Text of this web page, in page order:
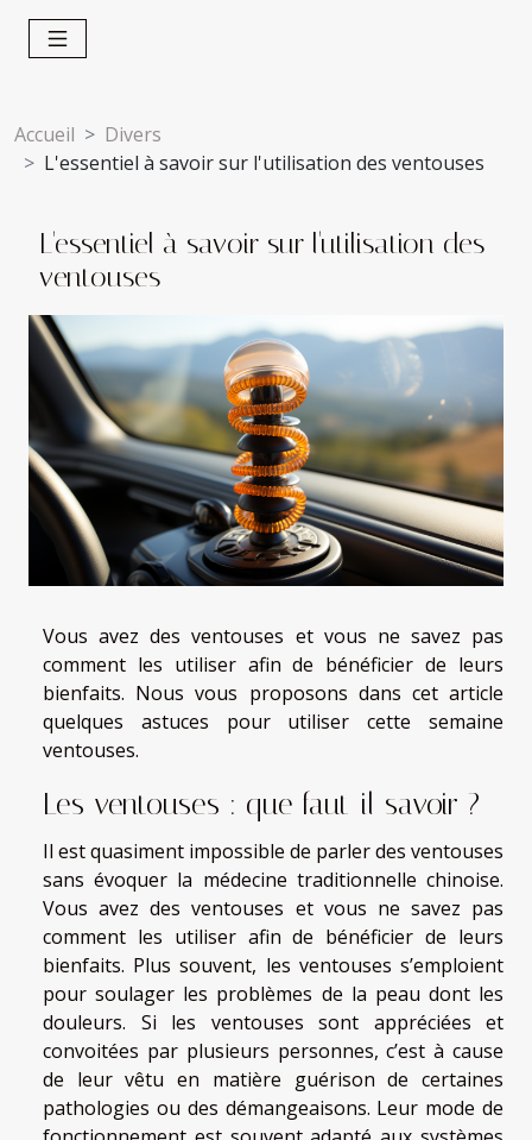
Accueil
Divers
L'essentiel à savoir sur l'utilisation des ventouses
L'essentiel à savoir sur l'utilisation des
ventouses
Vous avez des ventouses et vous ne savez pas
comment les utiliser afin de bénéficier de leurs
bienfaits. Nous vous proposons dans cet article
quelques astuces pour utiliser cette semaine
ventouses.
Les ventouses : que faut-il savoir ?
Il est quasiment impossible de parler des ventouses
sans évoquer la médecine traditionnelle chinoise.
Vous avez des ventouses et vous ne savez pas
comment les utiliser afin de bénéficier de leurs
bienfaits. Plus souvent, les ventouses s’emploient
pour soulager les problèmes de la peau dont les
douleurs. Si les ventouses sont appréciées et
convoitées par plusieurs personnes, c’est à cause
de leur vêtu en matière guérison de certaines
pathologies ou des démangeaisons. Leur mode de